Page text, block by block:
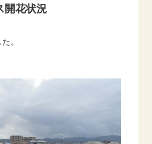
花状況
。